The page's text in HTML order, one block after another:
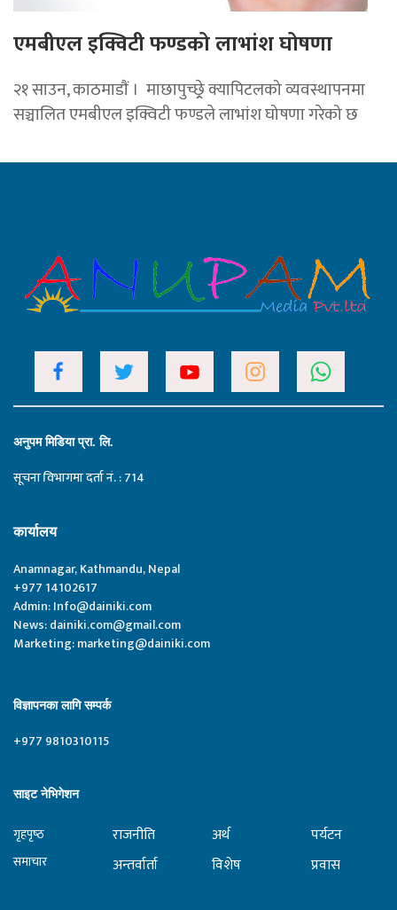
एमबीएल इक्विटी फण्डको लाभांश घोषणा
२१ साउन, काठमाडाैं । माछापुच्छ्र्रे क्यापिटलको व्यवस्थापनमा
सञ्चालित एमबीएल इक्विटी फण्डले लाभांश घोषणा गरेको छ
अनुपम मिडिया प्रा. लि.
सूचना विभागमा दर्ता नं. : 714
कार्यालय
Anamnagar, Kathmandu, Nepal
+977 14102617
Admin:Info@dainiki.com
News:dainiki.com@gmail.com
Marketing:marketing@dainiki.com
विज्ञापनका लागि सम्पर्क
+977 9810310115
साइट नेभिगेशन
गृहपृष्‍ठ
समाचार
राजनीति
अन्तर्वार्ता
अर्थ
विशेष
पर्यटन
प्रवास